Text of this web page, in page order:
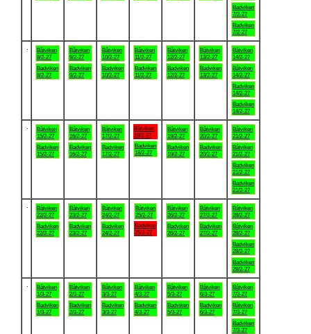
Badviken
7/2-27
Badviken
7/2-27
Båtviken
8/2-27
Badviken
8/2-27
Båtviken
9/2-27
Badviken
9/2-27
Båtviken
10/2-27
Badviken
10/2-27
Båtviken
11/2-27
Badviken
11/2-27
Båtviken
12/2-27
Badviken
12/2-27
Båtviken
13/2-27
Badviken
13/2-27
Båtviken
14/2-27
Båtviken
14/2-27
Badviken
14/2-27
Badviken
14/2-27
Båtviken
15/2-27
Badviken
15/2-27
Båtviken
16/2-27
Badviken
16/2-27
Båtviken
17/2-27
Badviken
17/2-27
Båtviken
18/2-27
Badviken
18/2-27
Båtviken
19/2-27
Badviken
19/2-27
Båtviken
20/2-27
Badviken
20/2-27
Båtviken
21/2-27
Båtviken
21/2-27
Badviken
21/2-27
Badviken
21/2-27
Båtviken
22/2-27
Badviken
22/2-27
Båtviken
23/2-27
Badviken
23/2-27
Båtviken
24/2-27
Badviken
24/2-27
Båtviken
25/2-27
Badviken
25/2-27
Båtviken
26/2-27
Badviken
26/2-27
Båtviken
27/2-27
Badviken
27/2-27
Båtviken
28/2-27
Båtviken
28/2-27
Badviken
28/2-27
Badviken
28/2-27
Båtviken
1/3-27
Badviken
1/3-27
Båtviken
2/3-27
Badviken
2/3-27
Båtviken
3/3-27
Badviken
3/3-27
Båtviken
4/3-27
Badviken
4/3-27
Båtviken
5/3-27
Badviken
5/3-27
Båtviken
6/3-27
Badviken
6/3-27
Båtviken
7/3-27
Båtviken
7/3-27
Badviken
7/3-27